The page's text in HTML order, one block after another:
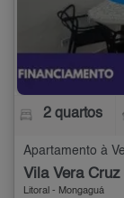
2 quartos
Apartamento à
Vila Vera Cruz
Litoral - Mongaguá